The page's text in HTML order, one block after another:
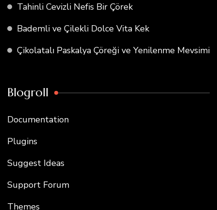
Tahinli Cevizli Nefis Bir Çörek
Bademli ve Çilekli Dolce Vita Kek
Çikolatalı Paskalya Çöreği ve Yenilenme Mevsimi
Blogroll
Documentation
Plugins
Suggest Ideas
Support Forum
Themes